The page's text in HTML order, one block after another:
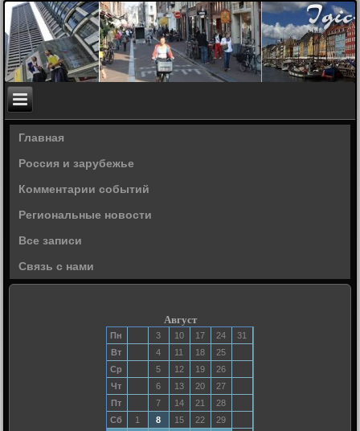
Главная
Россия и зарубежье
Комментарии событий
Региональные новости
Все записи
Связь с нами
Август
Пн 3 10 17 24
31
Вт
4 11 18
25
Ср
5 12 19
26
Чт
6 13 20
27
Пт
7 14 21
28
Сб
1 8 15 22
29